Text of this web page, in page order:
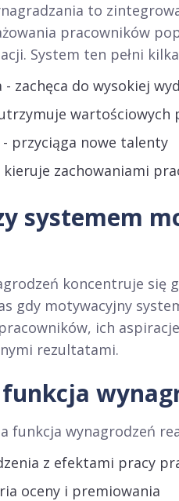
to
pracowników
System ten pełni
zachęca do wysokiej
przyciąga nowe talenty
kieruje zachowaniami
systemem
koncentruje się
gdy motywacyjny
ich
rezultatami.
funkcja wynagrodzeń
z efektami pracy
oceny i premiowania